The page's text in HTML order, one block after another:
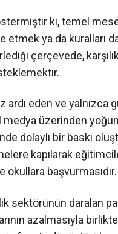
ki, temel
ya da kuralları
çerçevede,
ardı eden ve yalnızca
medya üzerinden
dolaylı bir baskı
kapılarak
başvurmasıdır.
sektörünün daralan
azalmasıyla